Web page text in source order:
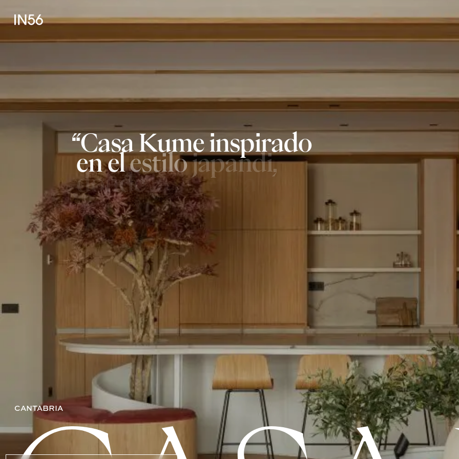
Casa Kume inspirado
enelestilojapandi,
dondelaestética
de
líneasfinasy
japonesasse
elecciónde materiales
orgánicosy naturales.
CANTABRIA